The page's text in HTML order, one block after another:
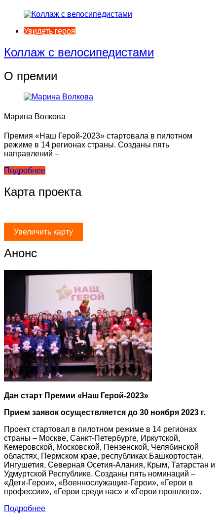
Увидеть героя
Коллаж с велосипедистами
О премии
Марина Волкова
Премия «Наш Герой-2023» стартовала в пилотном
режиме в 14 регионах страны. Созданы пять
направлений –
Подробнее
Карта проекта
Увеличить карту
Анонс
Дан старт Премии «Наш Герой-2023»
Прием заявок осуществляется до 30 ноября 2023 г.
Проект стартовал в пилотном режиме в 14 регионах
страны – Москве, Санкт-Петербурге, Иркутской,
Кемеровской, Московской, Пензенской, Челябинской
областях, Пермском крае, республиках Башкортостан,
Ингушетия, Северная Осетия-Алания, Крым, Татарстан и
Удмуртской Республике. Созданы пять номинаций –
«Дети-Герои», «Военнослужащие-Герои», «Герои в
профессии», «Герои среди нас» и «Герои прошлого».
Подробнее